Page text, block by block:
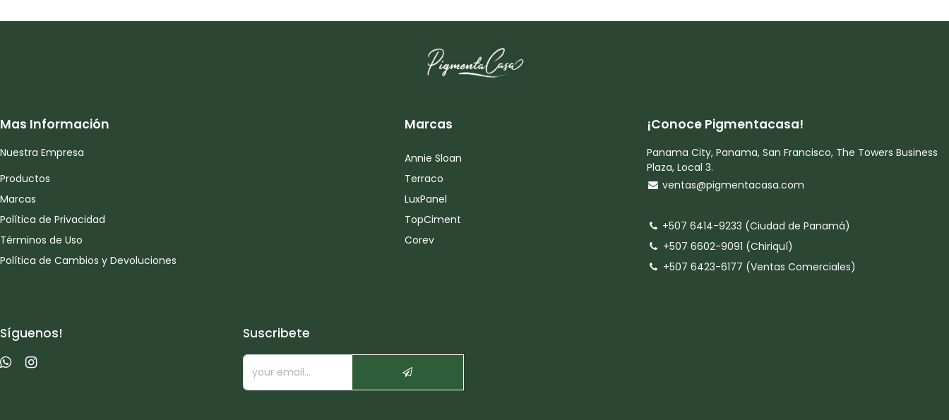
Mas Información
Nuestra Empresa
Productos
Marcas
Política de Privacidad
Términos de Uso
Política de Cambios y Devoluciones
Marcas
Annie Sloan
Terraco
LuxPanel
TopCiment
Corev
¡Conoce Pigmentacasa!
Panama City, Panama, San Francisco, The Towers Business
Plaza, Local 3.
ventas@pigmentacasa.com
+507 6414-9233 (Ciudad de Panamá)
+507 6602-9091 (Chiriquí)
+507 6423-6177 (Ventas Comerciales)
Síguenos! Suscribete